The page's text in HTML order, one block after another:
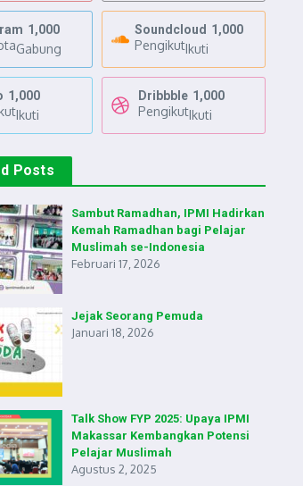
1,000
Gabung
Soundcloud 1,000
PengikutIkuti
1,000
Ikuti
Dribbble 1,000
PengikutIkuti
Posts
Sambut Ramadhan, IPMI Hadirkan
Kemah Ramadhan bagi Pelajar
Muslimah se-Indonesia
Februari 17, 2026
Jejak Seorang Pemuda
Januari 18, 2026
Talk Show FYP 2025: Upaya IPMI
Makassar Kembangkan Potensi
Pelajar Muslimah
Agustus 2, 2025